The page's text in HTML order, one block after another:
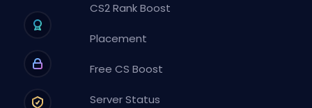
CS2 Rank Boost
Placement
Free CS Boost
Server Status